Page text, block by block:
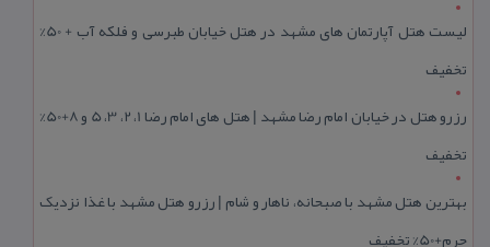
لیست هتل آپارتمان های مشهد در هتل خیابان طبرسی و فلکه آب + 50%
تخفیف
رزرو هتل در خیابان امام رضا مشهد | هتل‌ های امام رضا 1، 2، 3، 5 و 8+50%
تخفیف
بهترین هتل مشهد با صبحانه، ناهار و شام | رزرو هتل مشهد با غذا نزدیک
حرم+50% تخفیف